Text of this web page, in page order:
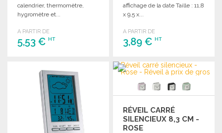
calendrier, thermomètre,
hygromètre et...
A PARTIR DE
5,53 € HT
Demander un devis
affichage de la date Taille : 11,8
x 9,5 x...
A PARTIR DE
3,89 €HT
COMMANDER
Demander un devis
RÉVEIL CARRÉ
SILENCIEUX 8,3 CM -
ROSE